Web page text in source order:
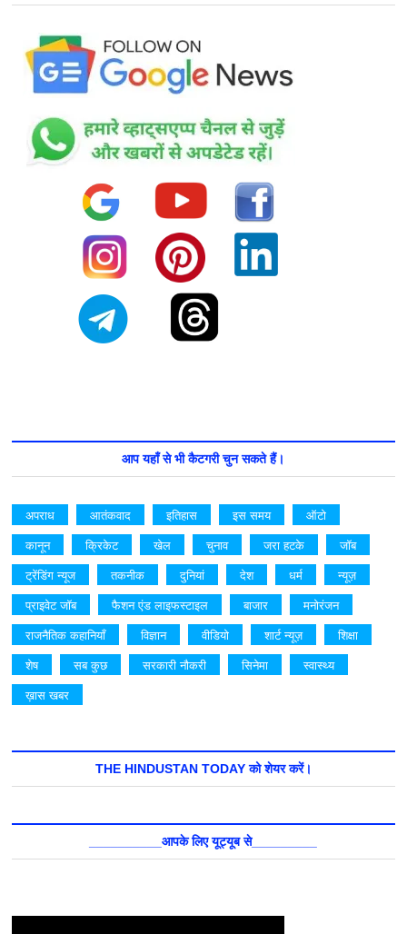
आप यहाँ से भी कैटगरी चुन सकते हैं।
अपराध आतंकवाद इतिहास इस समय
ऑटो
कानून
क्रिकेट खेल चुनाव जरा हटके
जॉब
ट्रेंडिंग न्यूज
तकनीक दुनियां देश धर्म
न्यूज़
प्राइवेट जॉब
फैशन एंड लाइफस्टाइल बाजार
मनोरंजन
राजनैतिक कहानियाँ
विज्ञान वीडियो शार्ट न्यूज़
शिक्षा
शेष
सब कुछ सरकारी नौकरी सिनेमा
स्वास्थ्य
ख़ास खबर
THE HINDUSTAN TODAY को शेयर करें।
__________आपके लिए यूट्यूब से_________